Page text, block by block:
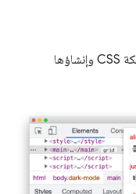
هذه ميزة مطلوبة كثيرًا. يمكنك الآن معاينة شبكة CSS وإنشاؤها